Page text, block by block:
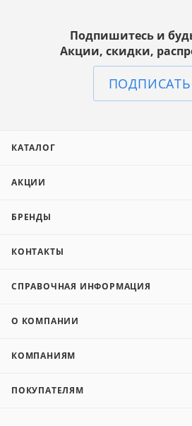
Подпишитесь и
Акции, скидки,
КАТАЛОГ
АКЦИИ
БРЕНДЫ
КОНТАКТЫ
СПРАВОЧНАЯ ИНФОРМАЦИЯ
О КОМПАНИИ
КОМПАНИЯМ
ПОКУПАТЕЛЯМ